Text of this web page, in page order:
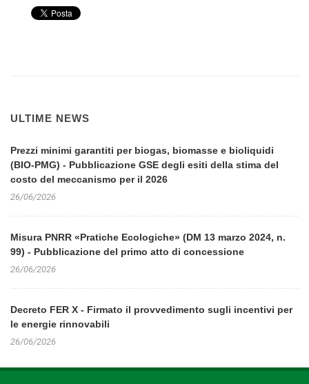
ULTIME NEWS
Prezzi minimi garantiti per biogas, biomasse e bioliquidi
(BIO-PMG) - Pubblicazione GSE degli esiti della stima del
costo del meccanismo per il 2026
26/06/2026
Misura PNRR «Pratiche Ecologiche» (DM 13 marzo 2024, n.
99) - Pubblicazione del primo atto di concessione
26/06/2026
Decreto FER X - Firmato il provvedimento sugli incentivi per
le energie rinnovabili
26/06/2026